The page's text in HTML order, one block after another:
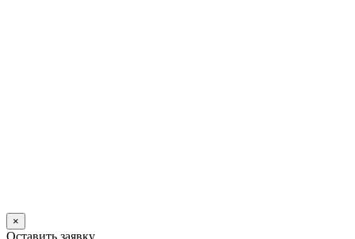
×